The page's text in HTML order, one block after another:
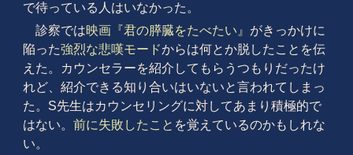
で待っている人はいなかった。
診察では映画『君の膵臓をたべたい』 がきっかけに
陥った強烈な悲嘆モードからは何とか脱したことを伝
えた。カウンセラーを紹介してもらうつもりだったけ
れど、紹介できる知り合いはいないと言われてしまっ
た。S先生はカウンセリングに対してあまり積極的で
はない。 前に失敗したこと を覚えているのかもしれな
い。